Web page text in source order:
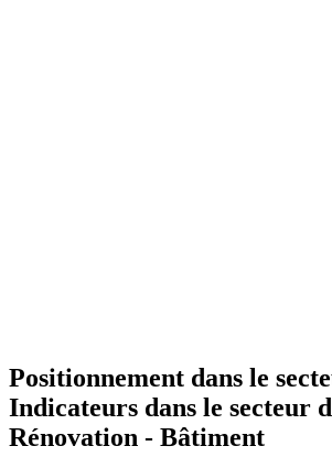
Positionnement dans le
Indicateurs dans le secteur
Rénovation - Bâtiment